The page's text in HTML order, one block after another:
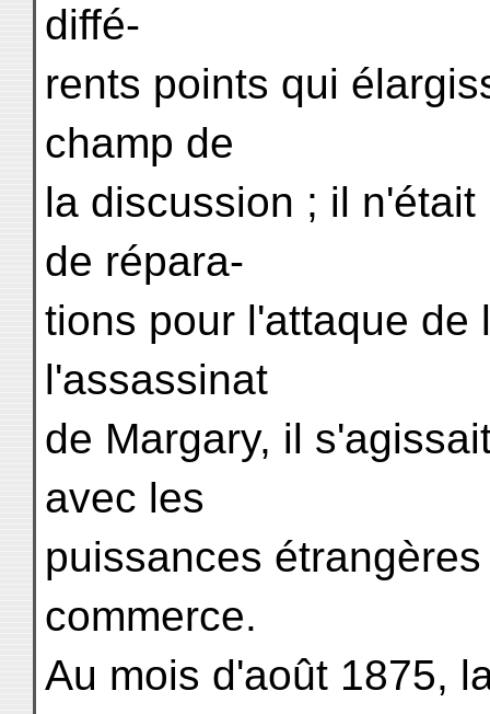
diffé-
rents points qui
champ de
la discussion ; il
de répara-
tions pour l'attaque de
l'assassinat
de Margary, il
avec les
puissances
commerce.
Au mois d'août 1875,